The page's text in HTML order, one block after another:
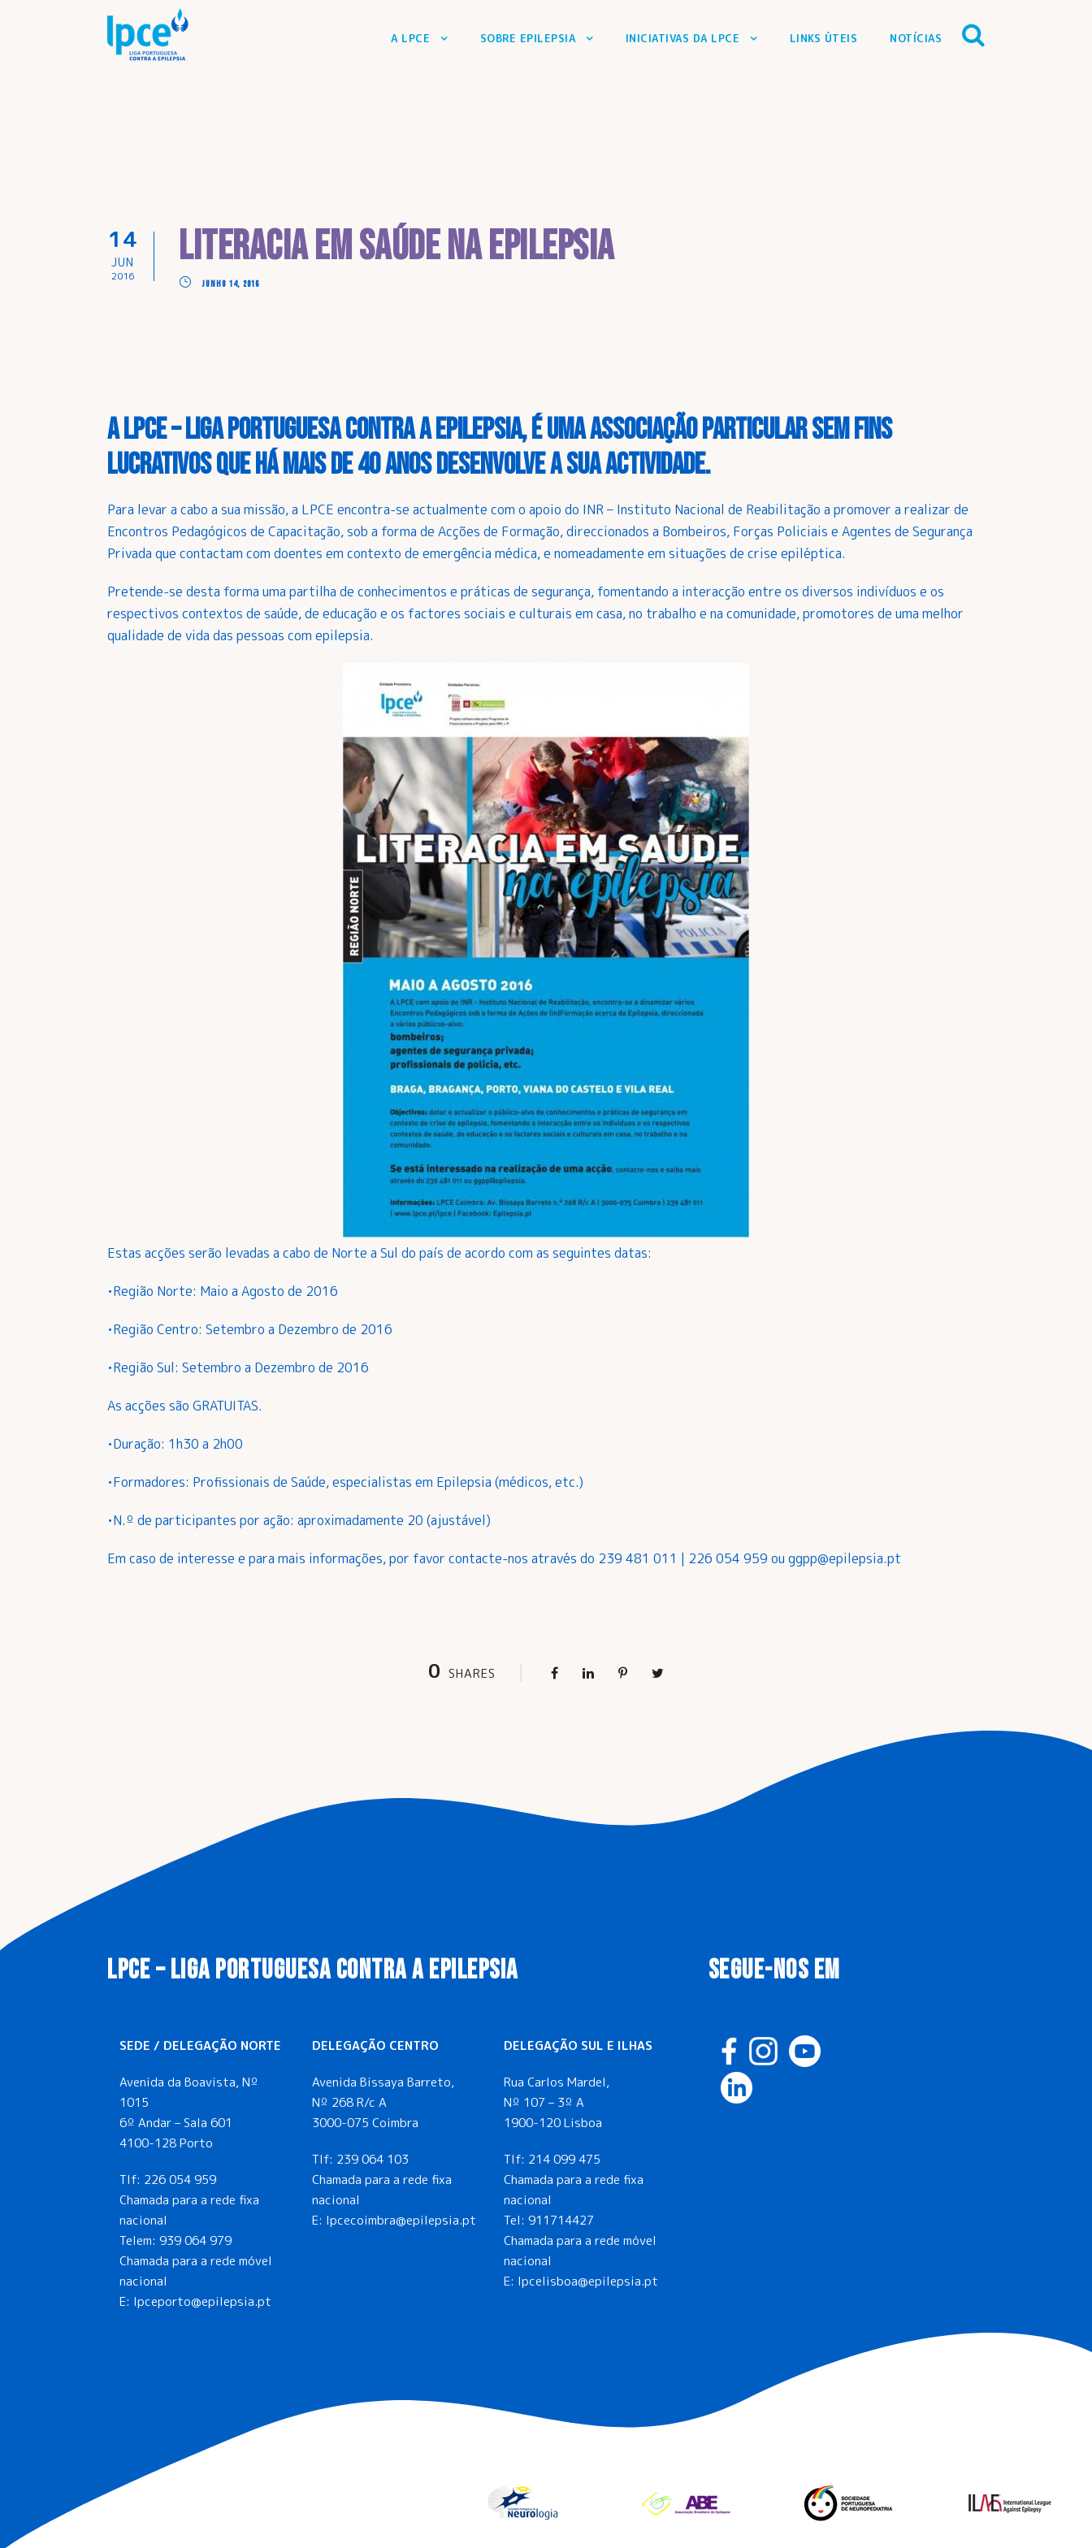
A LPCE SOBRE EPILEPSIA INICIATIVAS DA LPCE LINKS ÚTEIS NOTÍCIAS
14
JUN
2016
Literacia em Saúde na Epilepsia
JUNHO 14, 2016
A LPCE – Liga Portuguesa Contra a Epilepsia, é uma associação particular sem fins
lucrativos que há mais de 40 anos desenvolve a sua actividade.
Para levar a cabo a sua missão, a LPCE encontra-se actualmente com o apoio do INR – Instituto Nacional de Reabilitação a promover a realizar de
Encontros Pedagógicos de Capacitação, sob a forma de Acções de Formação, direccionados a Bombeiros, Forças Policiais e Agentes de Segurança
Privada que contactam com doentes em contexto de emergência médica, e nomeadamente em situações de crise epiléptica.
Pretende-se desta forma uma partilha de conhecimentos e práticas de segurança, fomentando a interacção entre os diversos indivíduos e os
respectivos contextos de saúde, de educação e os factores sociais e culturais em casa, no trabalho e na comunidade, promotores de uma melhor
qualidade de vida das pessoas com epilepsia.
Estas acções serão levadas a cabo de Norte a Sul do país de acordo com as seguintes datas:
•Região Norte: Maio a Agosto de 2016
•Região Centro: Setembro a Dezembro de 2016
•Região Sul: Setembro a Dezembro de 2016
As acções são GRATUITAS.
•Duração: 1h30 a 2h00
•Formadores: Profissionais de Saúde, especialistas em Epilepsia (médicos, etc.)
•N.º de participantes por ação: aproximadamente 20 (ajustável)
Em caso de interesse e para mais informações, por favor contacte-nos através do 239 481 011 | 226 054 959 ou ggpp@epilepsia.pt
0 SHARES
LPCE – LIGA PORTUGUESA CONTRA A EPILEPSIA
SEDE / DELEGAÇÃO NORTE
Avenida da Boavista, Nº
1015
6º Andar – Sala 601
4100-128 Porto
Tlf: 226 054 959
Chamada para a rede fixa
nacional
Telem: 939 064 979
Chamada para a rede móvel
nacional
E: lpceporto@epilepsia.pt
DELEGAÇÃO CENTRO
Avenida Bissaya Barreto,
Nº 268 R/c A
3000-075 Coimbra
Tlf: 239 064 103
Chamada para a rede fixa
nacional
E: lpcecoimbra@epilepsia.pt
DELEGAÇÃO SUL E ILHAS
Rua Carlos Mardel,
Nº 107 – 3º A
1900-120 Lisboa
Tlf: 214 099 475
Chamada para a rede fixa
nacional
Tel:911714427
Chamada para a rede móvel
nacional
E: lpcelisboa@epilepsia.pt
SEGUE-NOS EM